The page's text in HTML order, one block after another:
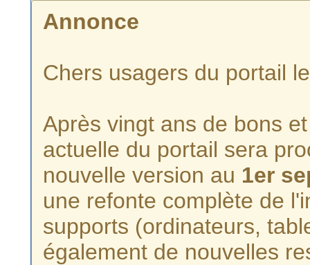
Annonce
Chers usagers du portail
Après vingt ans de bons
actuelle du portail sera
nouvelle version au 1er
une refonte complète de
supports (ordinateurs,
également de nouvelles